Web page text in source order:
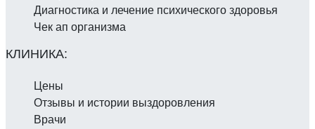
Диагностика и лечение психического здоровья
Чек ап организма
Цены
Отзывы и истории выздоровления
Врачи